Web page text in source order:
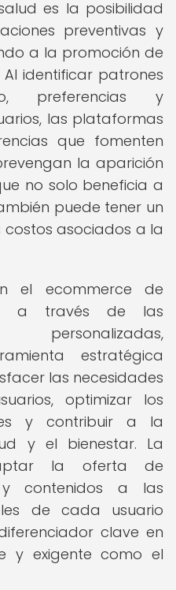
es la posibilidad
preventivas y
a la promoción de
identificar patrones
preferencias y
las plataformas
que fomenten
la aparición
no solo beneficia a
puede tener un
asociados a la
el ecommerce de
a través de las
personalizadas,
estratégica
las necesidades
optimizar los
y contribuir a la
y el bienestar. La
la oferta de
y contenidos a las
de cada usuario
clave en
y exigente como el